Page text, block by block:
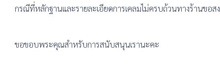
กรณีที่หลักฐานและรายละเอียดการเคลมไม่ครบถ้วนทางร้านขอส
ขอขอบพระคุณสำหรับการสนับสนุนเรานะคะ